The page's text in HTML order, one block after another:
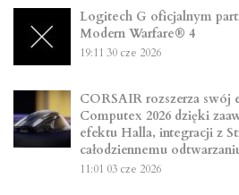
Logitech G oficjalnym
Modern Warfare® 4
19:11 30 cze 2026
CORSAIR rozszerza swój
Computex 2026 dzięki
efektu Halla, integracji z
całodziennemu
11:01 03 cze 2026